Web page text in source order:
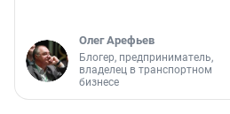
Олег Арефьев
Блогер, предприниматель,
владелец в транспортном
бизнесе